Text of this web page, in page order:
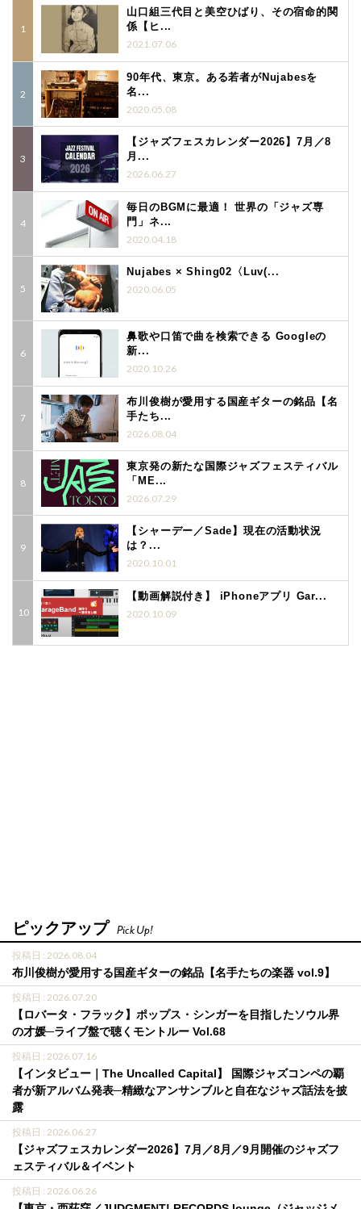
山口組三代目と美空ひばり、その宿命的関
係【ヒ...
2021.07.06
90年代、東京。ある若者がNujabesを
名...
2020.05.08
【ジャズフェスカレンダー2026】7月／8
月...
2026.06.27
毎日のBGMに最適！ 世界の「ジャズ専
門」ネ...
2020.04.18
Nujabes × Shing02〈Luv(...
2020.06.05
鼻歌や口笛で曲を検索できる Googleの
新...
2020.10.26
布川俊樹が愛用する国産ギターの銘品【名
手たち...
2026.08.04
東京発の新たな国際ジャズフェスティバル
「ME...
2026.07.29
【シャーデー／Sade】現在の活動状況
は？...
2020.10.01
【動画解説付き】 iPhoneアプリ Gar...
2020.10.09
ピックアップ Pick Up!
投稿日 : 2026.08.04
布川俊樹が愛用する国産ギターの銘品【名手たちの楽器 vol.9】
投稿日 : 2026.07.20
【ロバータ・フラック】ポップス・シンガーを目指したソウル界
の才媛─ライブ盤で聴くモントルー Vol.68
投稿日 : 2026.07.16
【インタビュー｜The Uncalled Capital】 国際ジャズコンペの覇
者が新アルバム発表─精緻なアンサンブルと自在なジャズ話法を披
露
投稿日 : 2026.06.27
【ジャズフェスカレンダー2026】7月／8月／9月開催のジャズフ
ェスティバル＆イベント
投稿日 : 2026.06.26